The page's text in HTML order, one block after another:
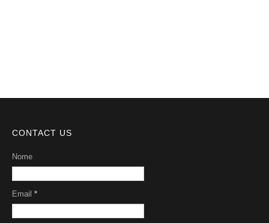
CONTACT US
Nome
Email *